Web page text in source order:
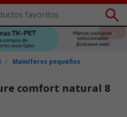
Mamíferos pequeños
comfort natural 8